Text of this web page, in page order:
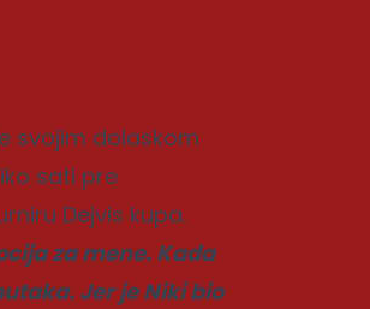
svojim dolaskom
sati pre
Dejvis kupa.
za mene. Kada
Jer je Niki bio